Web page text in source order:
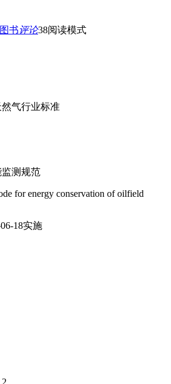
图书评论38阅读模式
气行业标准
测规范
for energy conservation of oilfield
18实施